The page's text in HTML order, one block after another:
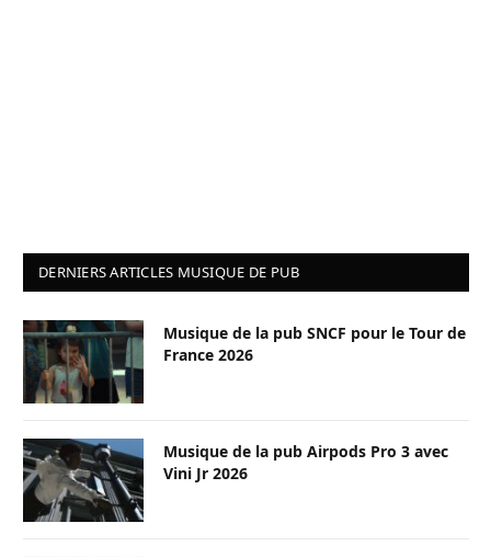
DERNIERS ARTICLES MUSIQUE DE PUB
Musique de la pub SNCF pour le Tour de
France 2026
Musique de la pub Airpods Pro 3 avec
Vini Jr 2026